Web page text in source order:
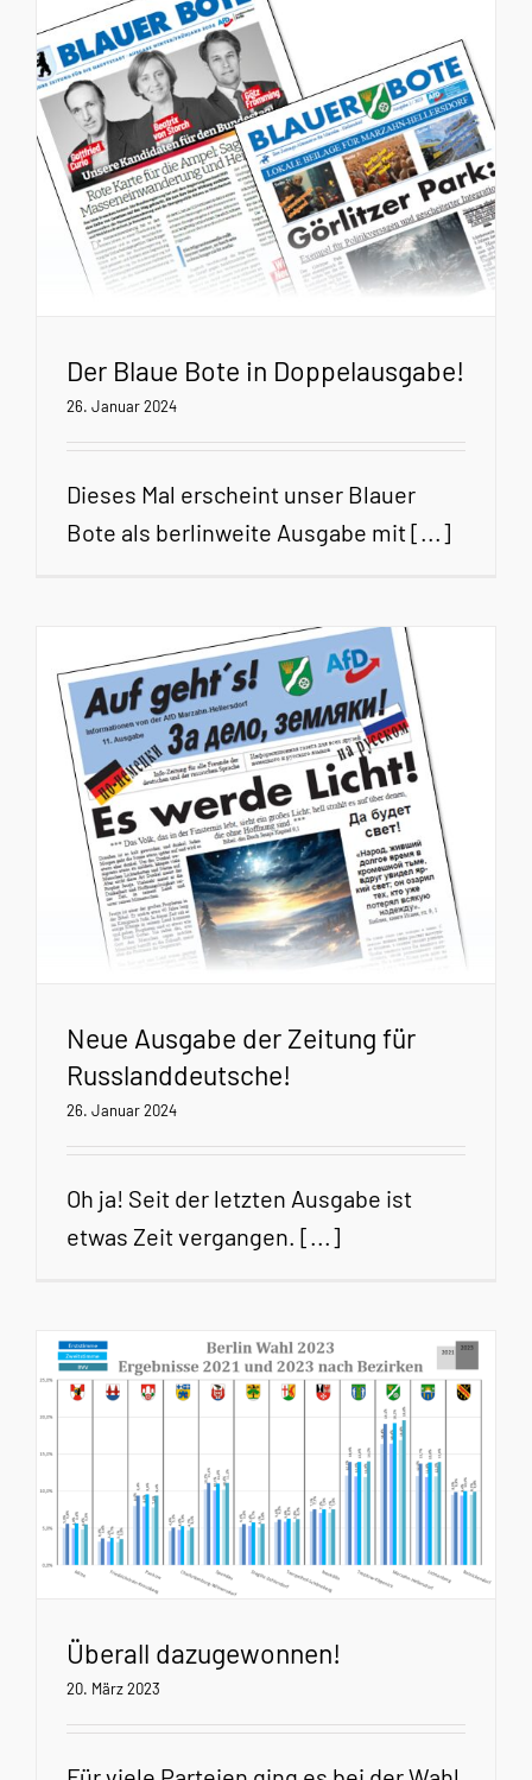
Der Blaue Bote in Doppelausgabe!
26. Januar 2024
Dieses Mal erscheint unser Blauer
Bote als berlinweite Ausgabe mit [...]
Neue Ausgabe der Zeitung für
Russlanddeutsche!
26. Januar 2024
Oh ja! Seit der letzten Ausgabe ist
etwas Zeit vergangen. [...]
Überall dazugewonnen!
20. März 2023